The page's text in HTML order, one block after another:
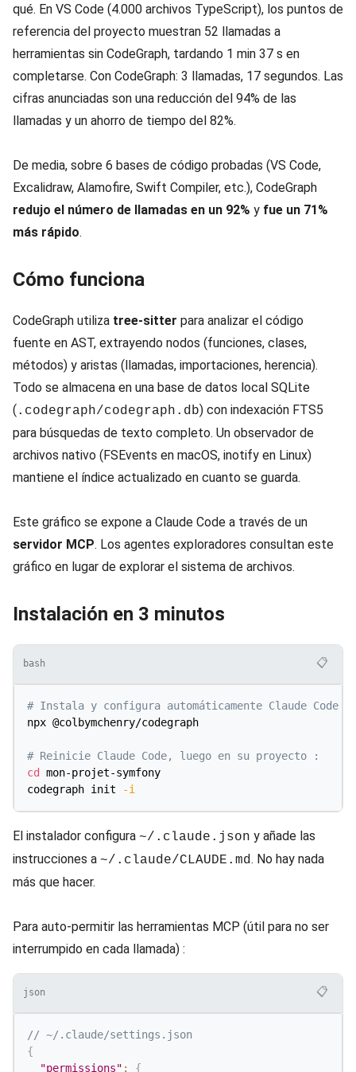
qué. En VS Code (4.000 archivos TypeScript), los puntos de
referencia del proyecto muestran 52 llamadas a
herramientas sin CodeGraph, tardando 1 min 37 s en
completarse. Con CodeGraph: 3 llamadas, 17 segundos. Las
cifras anunciadas son una reducción del 94% de las
llamadas y un ahorro de tiempo del 82%.
De media, sobre 6 bases de código probadas (VS Code,
Excalidraw, Alamofire, Swift Compiler, etc.), CodeGraph
redujo el número de llamadas en un 92% y fue un 71%
más rápido.
Cómo funciona
CodeGraph utiliza tree-sitter para analizar el código
fuente en AST, extrayendo nodos (funciones, clases,
métodos) y aristas (llamadas, importaciones, herencia).
Todo se almacena en una base de datos local SQLite
(.codegraph/codegraph.db) con indexación FTS5
para búsquedas de texto completo. Un observador de
archivos nativo (FSEvents en macOS, inotify en Linux)
mantiene el índice actualizado en cuanto se guarda.
Este gráfico se expone a Claude Code a través de un
servidor MCP. Los agentes exploradores consultan este
gráfico en lugar de explorar el sistema de archivos.
Instalación en 3 minutos
bash 📋
# Instala y configura automáticamente Claude Code
npx @colbymchenry/codegraph
# Reinicie Claude Code, luego en su proyecto :
cd
mon-projet-symfony
codegraph init
-i
El instalador configura ~/.claude.json y añade las
instrucciones a ~/.claude/CLAUDE.md. No hay nada
más que hacer.
Para auto-permitir las herramientas MCP (útil para no ser
interrumpido en cada llamada) :
json 📋
// ~/.claude/settings.json
{
"permissions" : {